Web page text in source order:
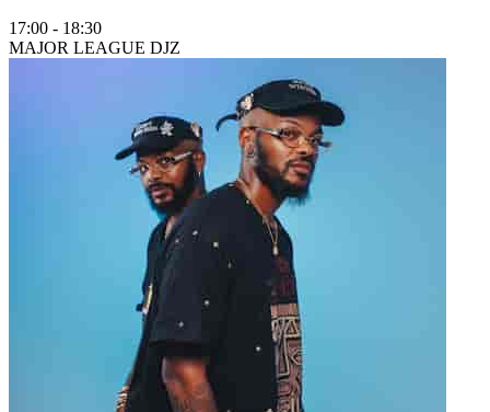
17:00 - 18:30
MAJOR LEAGUE DJZ